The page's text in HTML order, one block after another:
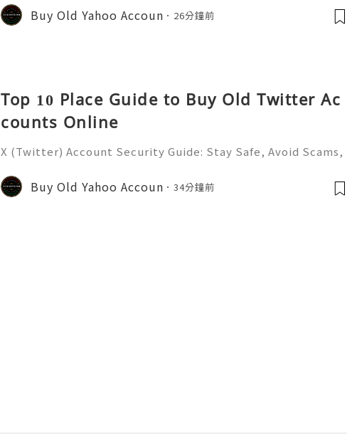
nication, branding, and marketing. AcckingUSA.com Snapch
at has become one of the most
Buy Old Yahoo Accoun 26分鐘前
Top 10 Place Guide to Buy Old Twitter Ac
counts Online
X (Twitter) Account Security Guide: Stay Safe, Avoid Scams,
e of the world's most popular social media platforms, conne
cting millions of use
Buy Old Yahoo Accoun 34分鐘前